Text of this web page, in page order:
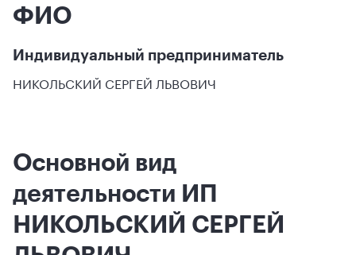
ФИО
Индивидуальный предприниматель
НИКОЛЬСКИЙ СЕРГЕЙ ЛЬВОВИЧ
Основной вид
деятельности ИП
НИКОЛЬСКИЙ СЕРГЕЙ